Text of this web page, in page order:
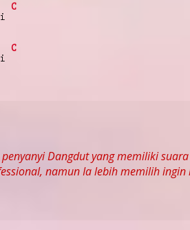
C
C
Dangdut yang memiliki
namun Ia lebih memilih